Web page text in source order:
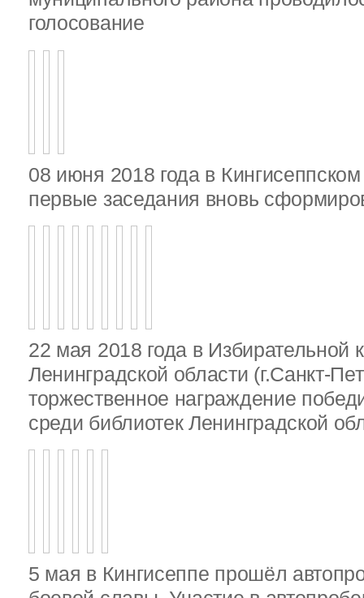
голосование
08 июня 2018 года в
первые заседания вновь
22 мая 2018 года в Избирательной
Ленинградской области (г.Санкт-
торжественное награждение
среди библиотек Ленинградской
5 мая в Кингисеппе прошёл